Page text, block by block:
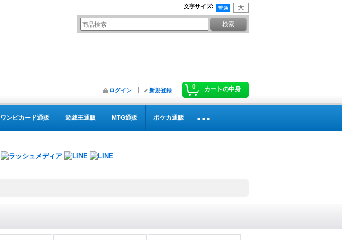
文字サイズ:
0 カートの中身
ログイン 新規登録
ワンピカード通販 遊戯王通販 MTG通販 ポケカ通販